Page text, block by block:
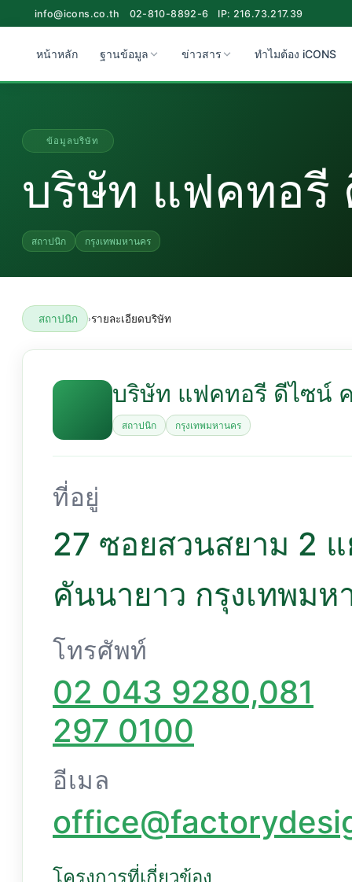
info@icons.co.th 02-810-8892-6 IP: 216.73.217.39
หน้าหลัก ฐานข้อมูล ข่าวสาร ทำไมต้อง iCONS
ข้อมูลบริษัท
บริษัท แฟคทอรี
สถาปนิก กรุงเทพมหานคร
สถาปนิก ›รายละเอียดบริษัท
บริษัท แฟคทอรี ดีไซน์
สถาปนิก กรุงเทพมหานคร
ที่อยู่
27 ซอยสวนสยาม 2
กรุงเทพมหานคร
โทรศัพท์
02 043 9280,081
0100
อีเมล